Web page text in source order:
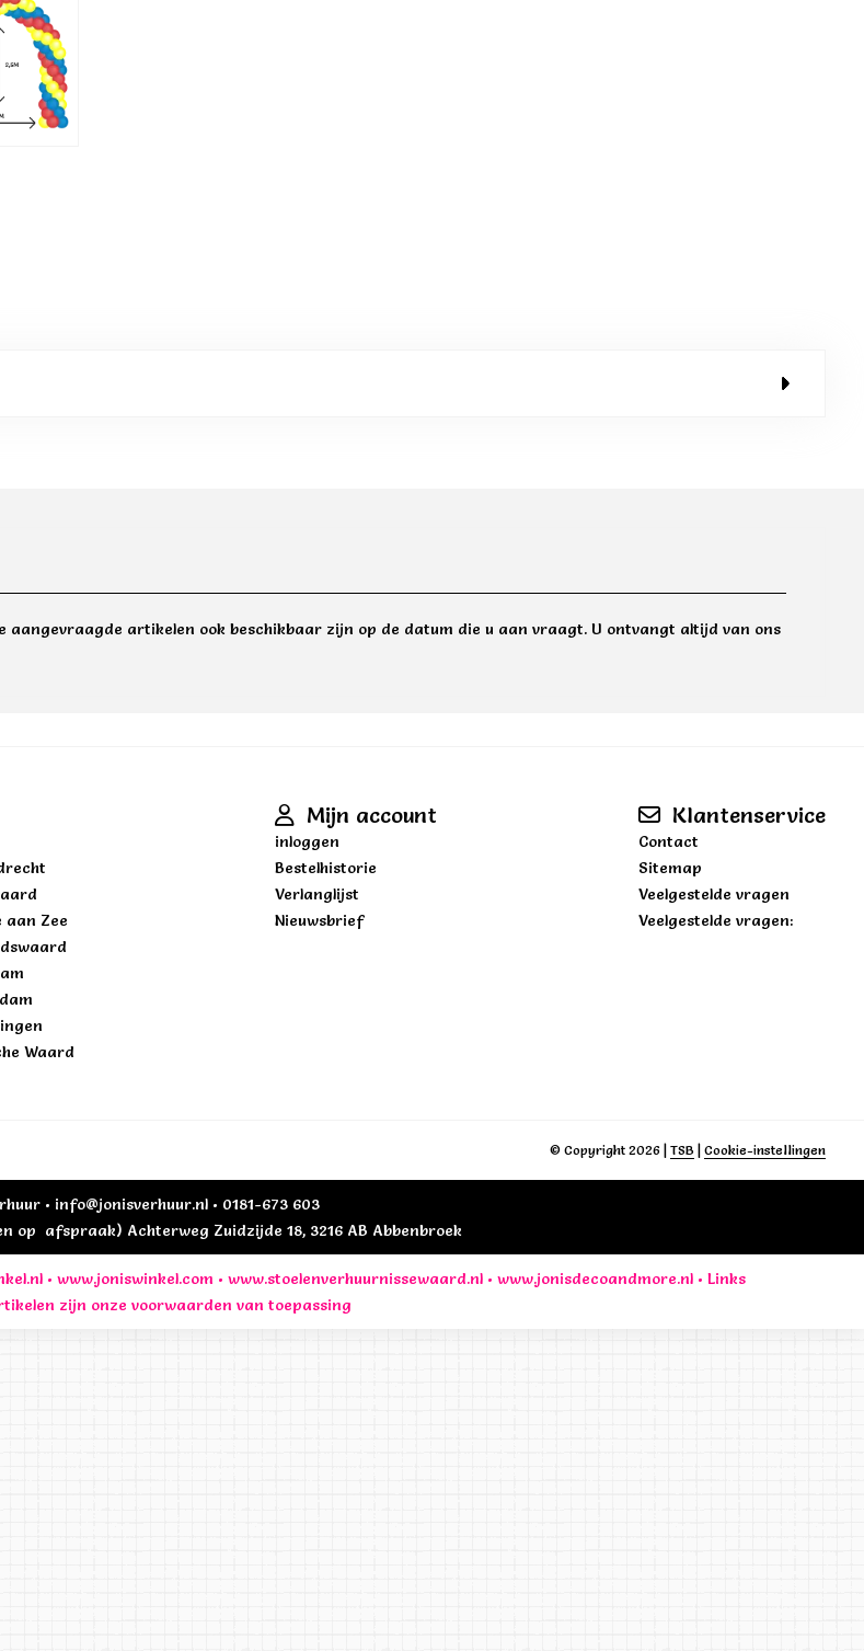
artikelen ook beschikbaar zijn op de datum die u aan vraagt. U ontvangt altijd van ons
aan Zee
Waard
Mijn account
inloggen
Bestelhistorie
Verlanglijst
Nieuwsbrief
Klantenservice
Contact
Sitemap
Veelgestelde vragen
Veelgestelde vragen:
© Copyright 2026 TSB Cookie-instellingen
• info@jonisverhuur.nl • 0181-673 603
op afspraak) Achterweg Zuidzijde 18, 3216 AB Abbenbroek
• www.joniswinkel.com • www.stoelenverhuurnissewaard.nl • www.jonisdecoandmore.nl • Links
zijn onze voorwaarden van toepassing